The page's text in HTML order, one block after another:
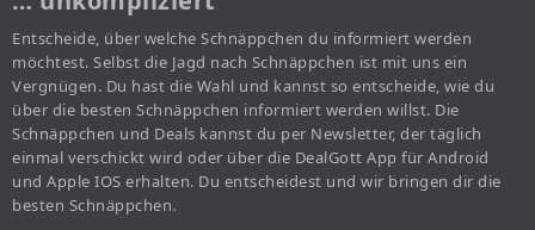
Entscheide, über welche Schnäppchen du informiert werden
möchtest. Selbst die Jagd nach Schnäppchen ist mit uns ein
Vergnügen. Du hast die Wahl und kannst so entscheide, wie du
über die besten Schnäppchen informiert werden willst. Die
Schnäppchen und Deals kannst du per Newsletter, der täglich
einmal verschickt wird oder über die DealGott App für Android
und Apple IOS erhalten. Du entscheidest und wir bringen dir die
besten Schnäppchen.